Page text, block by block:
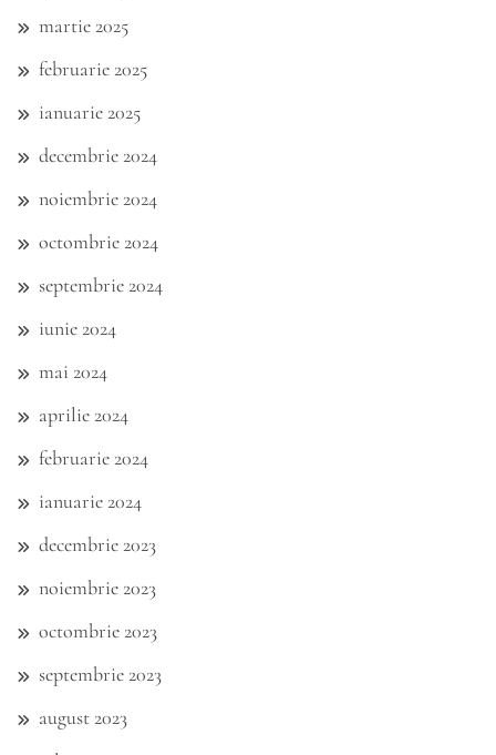
martie 2025
februarie 2025
ianuarie 2025
decembrie 2024
noiembrie 2024
octombrie 2024
septembrie 2024
iunie 2024
mai 2024
aprilie 2024
februarie 2024
ianuarie 2024
decembrie 2023
noiembrie 2023
octombrie 2023
septembrie 2023
august 2023